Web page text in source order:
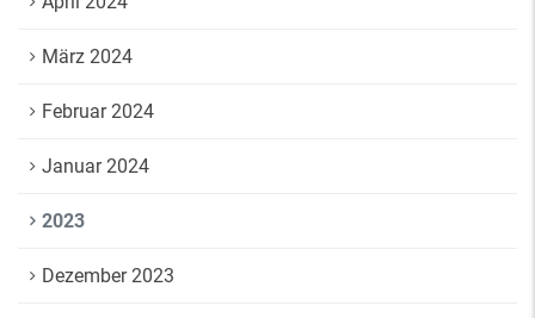
März 2024
Februar 2024
Januar 2024
2023
Dezember 2023